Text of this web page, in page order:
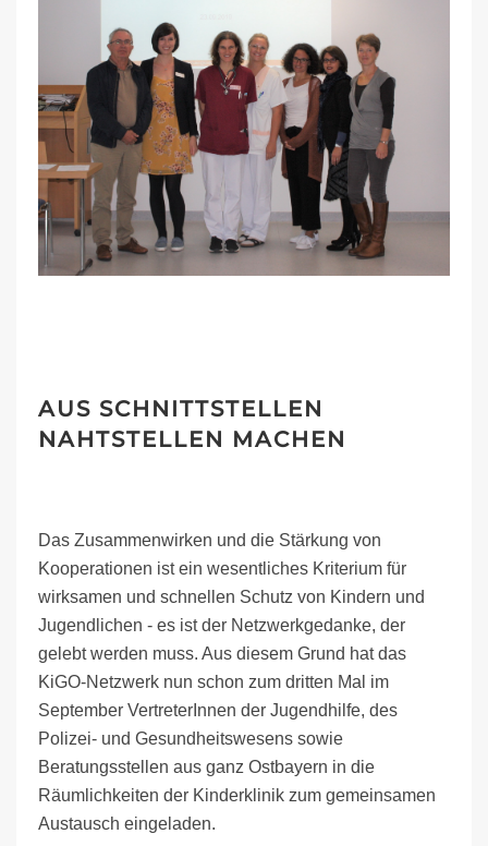
AUS SCHNITTSTELLEN
NAHTSTELLEN MACHEN
Das Zusammenwirken und die Stärkung von
Kooperationen ist ein wesentliches Kriterium für
wirksamen und schnellen Schutz von Kindern und
Jugendlichen - es ist der Netzwerkgedanke, der
gelebt werden muss. Aus diesem Grund hat das
KiGO-Netzwerk nun schon zum dritten Mal im
September VertreterInnen der Jugendhilfe, des
Polizei- und Gesundheitswesens sowie
Beratungsstellen aus ganz Ostbayern in die
Räumlichkeiten der Kinderklinik zum gemeinsamen
Austausch eingeladen.